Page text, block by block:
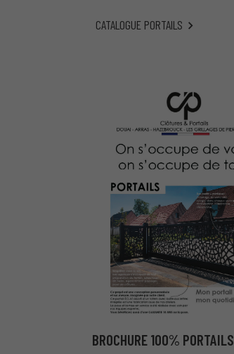
CATALOGUE PORTAILS
BROCHURE 100% PORTAILS